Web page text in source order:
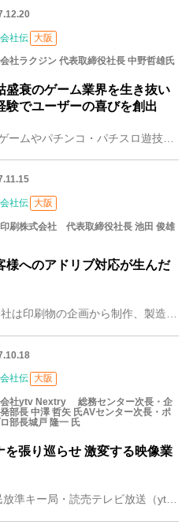
社伝 大阪
社ラクジン 代表取締役社長 中野哲雄氏
盛衰のゲーム業界を生き抜い
験でユーザーの喜びを創出
「まじめに・おもしろく」。ゲームやパチンコ・パチスロ遊技機などの企画・開発を手がける株式会社ラクジンは、この言葉を理念としてエンターテインメントコンテンツの制作
社伝 大阪
刷株式会社 代表取締役社長 池田 俊雄
様へのアドリブ対応が生んだ
社伝 大阪
社ytv Nextry 総務センター次長・企
部長 中澤 哲矢 氏AVセンター次長・ポ
部長城戸 隆一 氏
張り巡らせ 激変する映像業
株式会社ytv Nextryは大阪の民放準キー局・読売テレビ放送（ytv）系列の総合制作会社です。企画、撮影、編集、音響効果などをトータルに手がけており、従業員